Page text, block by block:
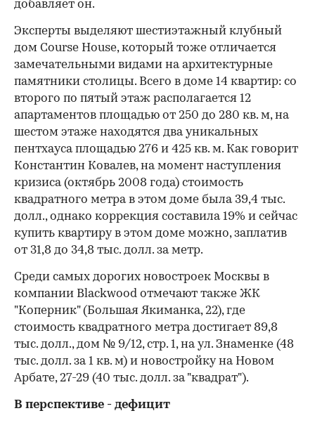
добавляет он.
Эксперты выделяют шестиэтажный клубный
дом Course House, который тоже отличается
замечательными видами на архитектурные
памятники столицы. Всего в доме 14 квартир: со
второго по пятый этаж располагается 12
апартаментов площадью от 250 до 280 кв. м, на
шестом этаже находятся два уникальных
пентхауса площадью 276 и 425 кв. м. Как говорит
Константин Ковалев, на момент наступления
кризиса (октябрь 2008 года) стоимость
квадратного метра в этом доме была 39,4 тыс.
долл., однако коррекция составила 19% и сейчас
купить квартиру в этом доме можно, заплатив
от 31,8 до 34,8 тыс. долл. за метр.
Среди самых дорогих новостроек Москвы в
компании Blackwood отмечают также ЖК
"Коперник" (Большая Якиманка, 22), где
стоимость квадратного метра достигает 89,8
тыс. долл., дом № 9/12, стр. 1, на ул. Знаменке (48
тыс. долл. за 1 кв. м) и новостройку на Новом
Арбате, 27-29 (40 тыс. долл. за "квадрат").
В перспективе - дефицит